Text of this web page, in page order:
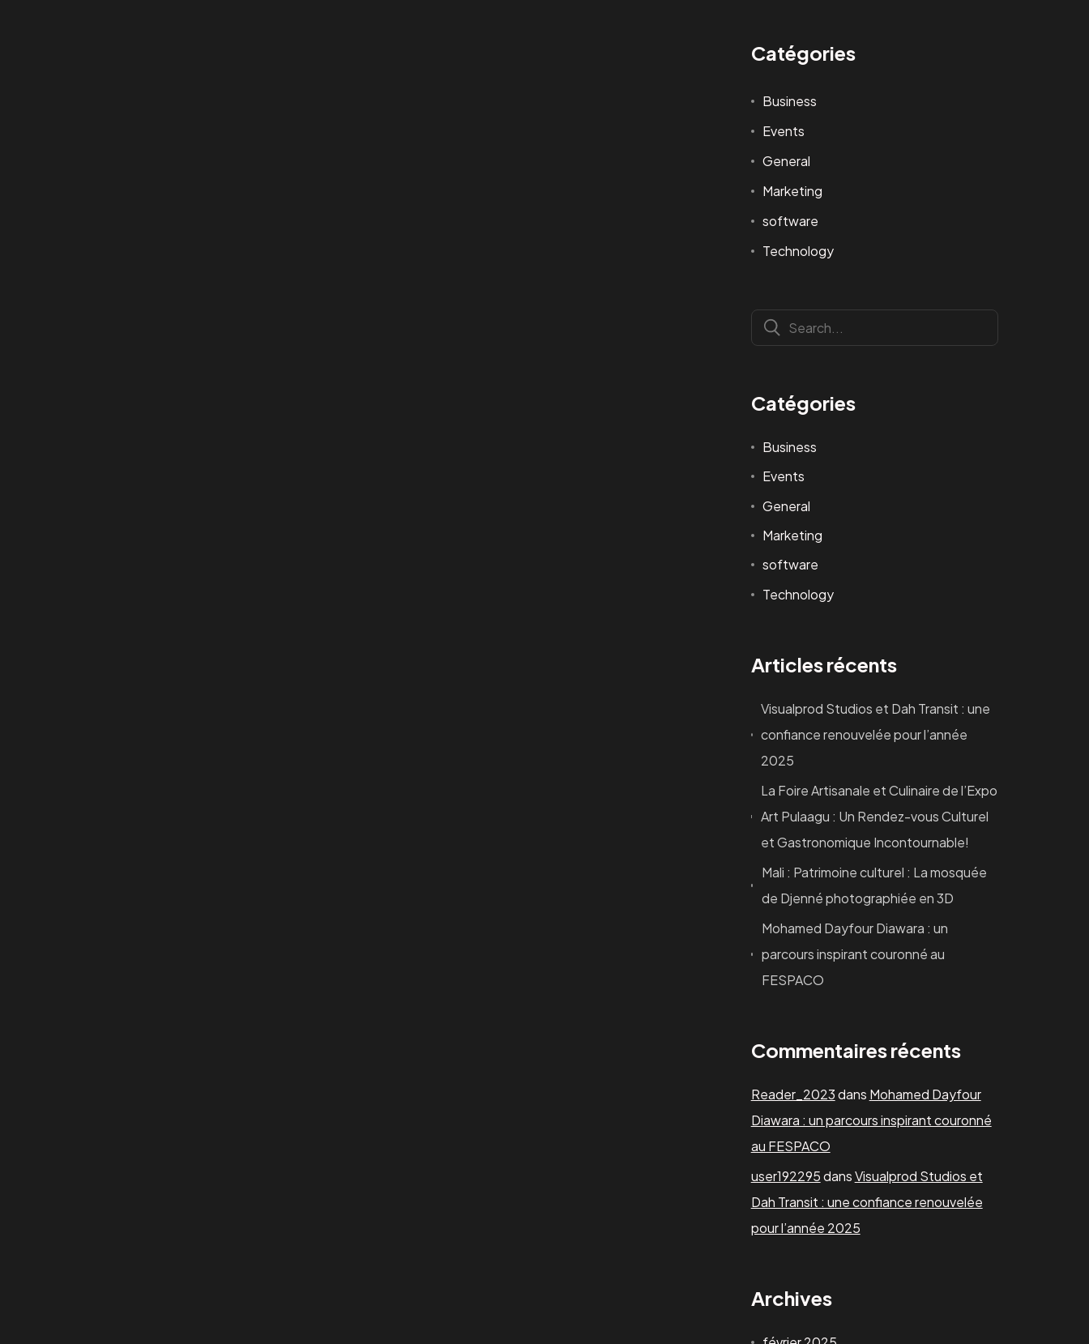
Catégories
Business
Events
General
Marketing
software
Technology
Catégories
Business
Events
General
Marketing
software
Technology
Articles récents
Visualprod Studios et Dah Transit : une
confiance renouvelée pour l’année
2025
La Foire Artisanale et Culinaire de l’Expo
Art Pulaagu : Un Rendez-vous Culturel
et Gastronomique Incontournable!
Mali : Patrimoine culturel : La mosquée
de Djenné photographiée en 3D
Mohamed Dayfour Diawara : un
parcours inspirant couronné au
FESPACO
Commentaires récents
Reader_2023dans Mohamed Dayfour
Diawara : un parcours inspirant couronné
au FESPACO
user192295dansVisualprod Studios et
Dah Transit : une confiance renouvelée
pour l’année 2025
Archives